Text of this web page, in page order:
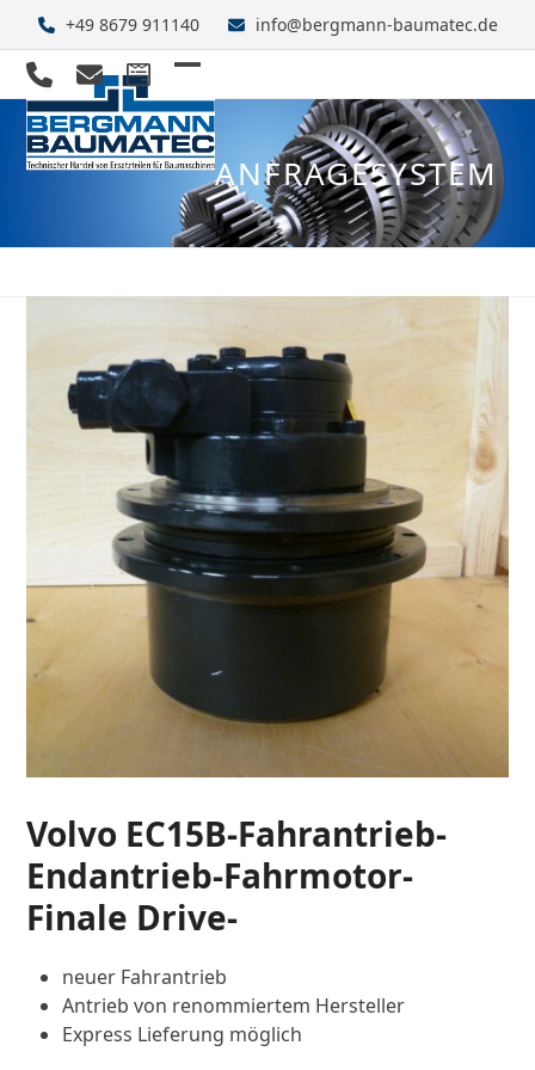
content
+49 8679 911140 info@bergmann-baumatec.de
Open
mobile
menu
Close
mobile
menuANFRAGESYSTEM
Volvo EC15B-Fahrantrieb-
Endantrieb-Fahrmotor-
Finale Drive-
neuer Fahrantrieb
Antrieb von renommiertem Hersteller
Express Lieferung möglich